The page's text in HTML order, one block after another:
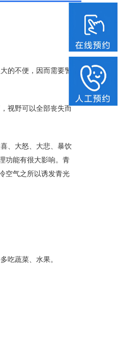
的不便，因而需要警
视野可以全部丧失而
、大怒、大悲、暴饮
功能有很大影响。青
空气之所以诱发青光
吃蔬菜、水果。